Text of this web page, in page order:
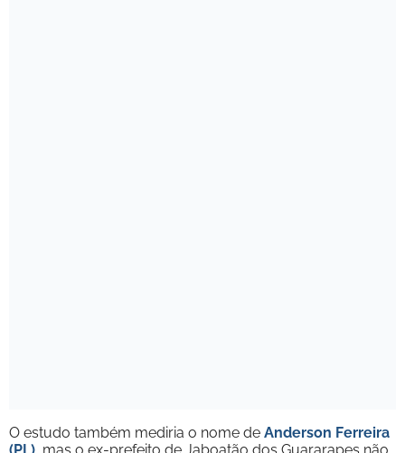
O estudo também mediria o nome de Anderson Ferreira